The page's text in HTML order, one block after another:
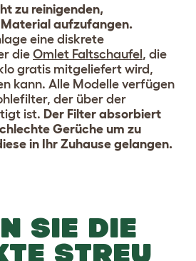
zu reinigenden,
aufzufangen.
eine diskrete
die Omlet Faltschaufel , die
gratis mitgeliefert wird,
kann. Alle Modelle verfügen
der über der
ist. Der Filter absorbiert
Gerüche um zu
in Ihr Zuhause gelangen.
SIE DIE
STREU